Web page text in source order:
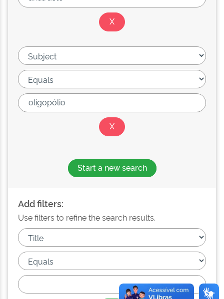
Start a new search
Add filters:
Use filters to refine the search results.